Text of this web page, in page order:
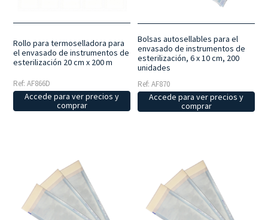
Rollo para termoselladora para
el envasado de instrumentos de
esterilización 20 cm x 200 m
Ref: AF866D
Accede para ver precios y
comprar
Bolsas autosellables para el
envasado de instrumentos de
esterilización, 6 x 10 cm, 200
unidades
Ref: AF870
Accede para ver precios y
comprar